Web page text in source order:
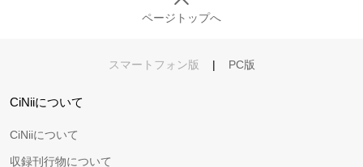
ページトップへ
スマートフォン版 | PC版
CiNiiについて
CiNiiについて
収録刊行物について